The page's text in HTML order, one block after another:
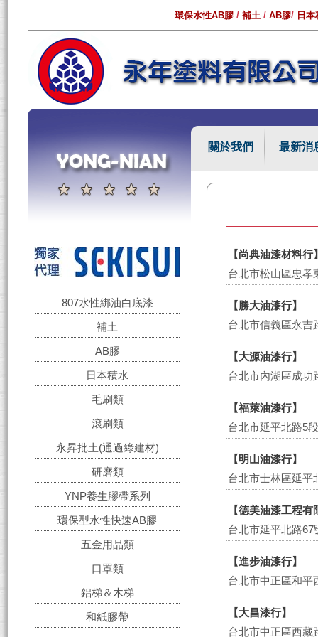
環保水性AB膠/ 補土/ AB膠/ 日
關於我們 最新消
807水性綁油白底漆
補土
AB膠
日本積水
毛刷類
滾刷類
永昇批土(通過綠建材)
研磨類
YNP養生膠帶系列
環保型水性快速AB膠
五金用品類
口罩類
鋁梯＆木梯
和紙膠帶
【尚典油漆材料行
台北市松山區忠孝
【勝大油漆行】
台北市信義區永吉
【大源油漆行】
台北市內湖區成功
【福萊油漆行】
台北市延平北路5
【明山油漆行】
台北市士林區延平
【德美油漆工程有
台北市延平北路67
【進步油漆行】
台北市中正區和平
【大昌漆行】
台北市中正區西藏